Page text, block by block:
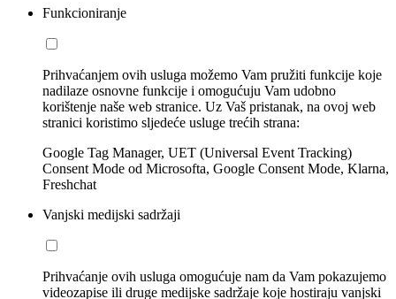
Funkcioniranje
Prihvaćanjem ovih usluga možemo Vam pružiti funkcije koje
nadilaze osnovne funkcije i omogućuju Vam udobno
korištenje naše web stranice. Uz Vaš pristanak, na ovoj web
stranici koristimo sljedeće usluge trećih strana:
Google Tag Manager, UET (Universal Event Tracking)
Consent Mode od Microsofta, Google Consent Mode, Klarna,
Freshchat
Vanjski medijski sadržaji
Prihvaćanje ovih usluga omogućuje nam da Vam pokazujemo
videozapise ili druge medijske sadržaje koje hostiraju vanjski